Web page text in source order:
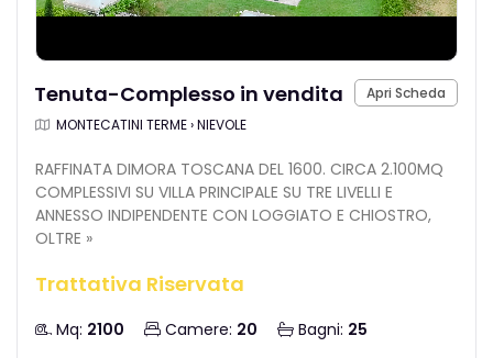
Apri Scheda
Tenuta-Complesso in vendita
MONTECATINI TERME › NIEVOLE
RAFFINATA DIMORA TOSCANA DEL 1600. CIRCA 2.100MQ
COMPLESSIVI SU VILLA PRINCIPALE SU TRE LIVELLI E
ANNESSO INDIPENDENTE CON LOGGIATO E CHIOSTRO,
OLTRE »
Trattativa Riservata
Mq: 2100 Camere: 20 Bagni: 25